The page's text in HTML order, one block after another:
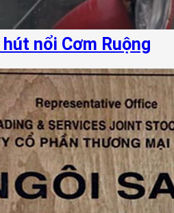
hút nổi Cơm Ruộng